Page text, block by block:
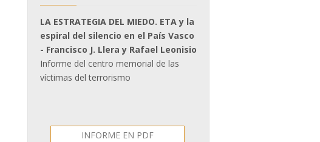
LA ESTRATEGIA DEL MIEDO. ETA y la
espiral del silencio en el País Vasco
- Francisco J. Llera y Rafael Leonisio
Informe del centro memorial de las
víctimas del terrorismo
INFORME EN PDF